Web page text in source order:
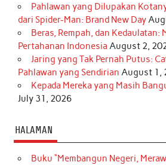
Pahlawan yang Dilupakan
dari Spider-Man: Brand New Day
Beras, Rempah, dan Kedaulatan:
Pertahanan Indonesia August 2,
Jaring yang Tak Pernah Putus:
Pahlawan yang Sendirian August 1,
Kepada Mereka yang Masih
July 31, 2026
HALAMAN
Buku “Membangun Negeri,